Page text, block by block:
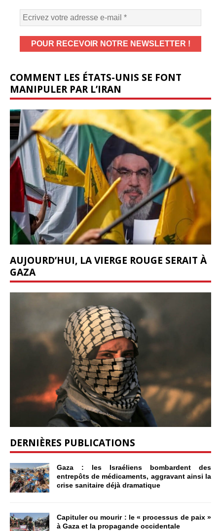
COMMENT LES ÉTATS-UNIS SE FONT
MANIPULER PAR L’IRAN
AUJOURD’HUI, LA VIERGE ROUGE SERAIT À
GAZA
DERNIÈRES PUBLICATIONS
Gaza : les Israéliens bombardent des
entrepôts de médicaments, aggravant ainsi la
crise sanitaire déjà dramatique
Capituler ou mourir : le « processus de paix »
à Gaza et la propagande occidentale